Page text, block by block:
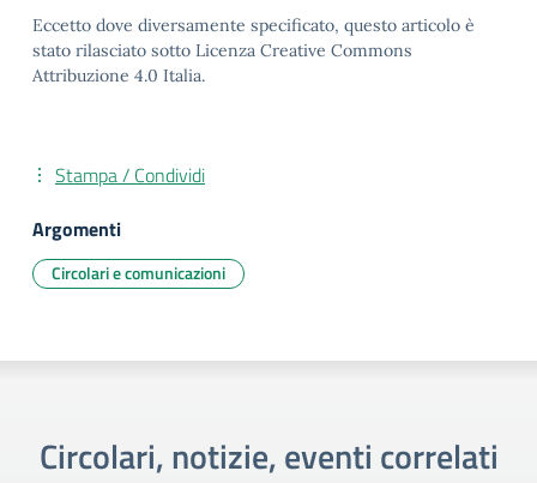
Eccetto dove diversamente specificato, questo articolo è
stato rilasciato sotto Licenza Creative Commons
Attribuzione 4.0 Italia.
Stampa / Condividi
Argomenti
Circolari e comunicazioni
Circolari, notizie, eventi correlati